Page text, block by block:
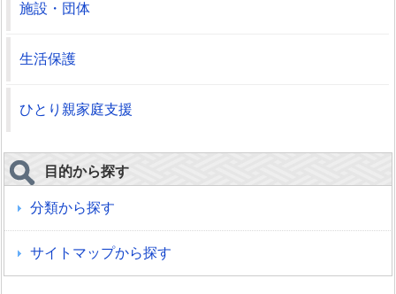
施設・団体
生活保護
ひとり親家庭支援
目的から探す
分類から探す
サイトマップから探す